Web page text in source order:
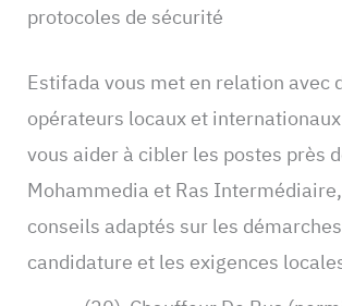
protocoles de sécurité
Estifada vous met en relation avec
opérateurs locaux et
vous aider à cibler les postes près
Mohammedia et Ras
conseils adaptés sur les
candidature et les exigences